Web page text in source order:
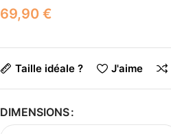
€
Taille idéale ? J'aime
DIMENSIONS